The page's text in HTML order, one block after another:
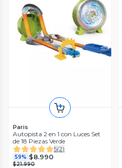
Paris
Autopista 2 en 1 con Luces Set
de 18 Piezas Verde
5(2)
59% $8.990
$21.990